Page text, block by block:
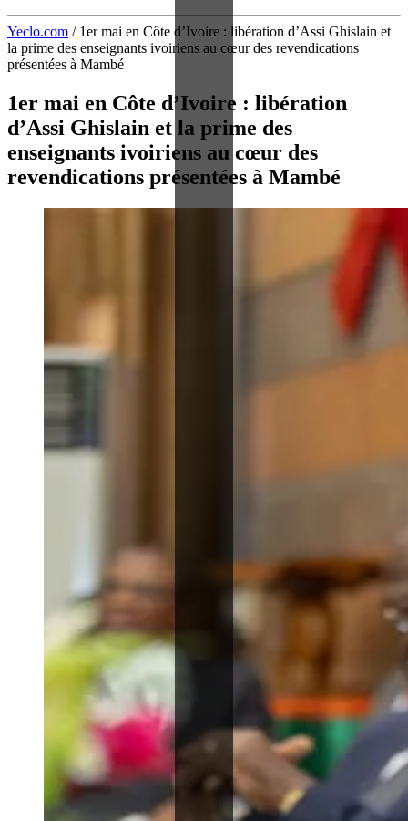
Yeclo.com / 1er mai en Côte d’Ivoire : libération d’Assi Ghislain et
la prime des enseignants ivoiriens au cœur des revendications
présentées à Mambé
1er mai en Côte d’Ivoire : libération
d’Assi Ghislain et la prime des
enseignants ivoiriens au cœur des
revendications présentées à Mambé